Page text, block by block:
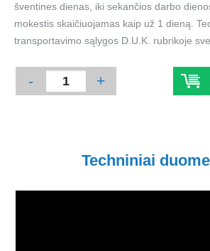
šventines dienas, iki sekančios darbo
mokestis skaičiuojamas kaip už 1 dieną.
transportavimo sąlygos D.U.K. rubrikoje
- +
Techniniai